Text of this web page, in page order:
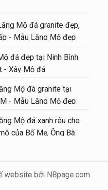
Mộ đá granite đẹp,
- Mẫu Lăng Mộ đẹp
đá đẹp tại Ninh Bình
- Xây Mộ đá
Mộ đá granite tại
- Mẫu Lăng Mộ đẹp
Mộ đá xanh rêu cho
của Bố Mẹ, Ông Bà
website bởi NBpage.com